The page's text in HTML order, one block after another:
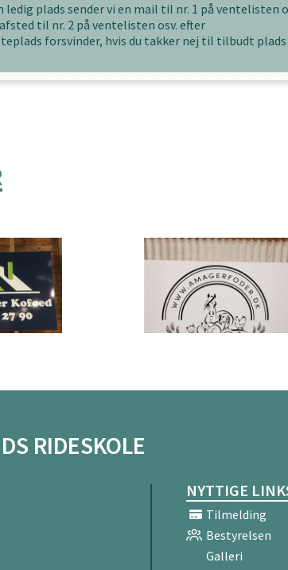
ledig plads sender vi en mail til nr. 1 på ventelisten
til nr. 2 på ventelisten osv. efter
forsvinder, hvis du takker nej til tilbudt plads
RIDESKOLE
NYTTIGE
Tilmelding
Bestyrelsen
Galleri